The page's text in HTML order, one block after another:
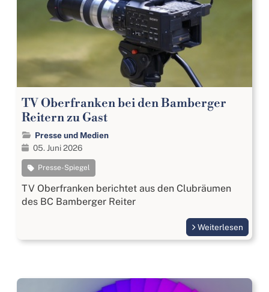
TV Oberfranken bei den Bamberger
Reitern zu Gast
Presse und Medien
05. Juni 2026
Presse-Spiegel
TV Oberfranken berichtet aus den Clubräumen
des BC Bamberger Reiter
Weiterlesen